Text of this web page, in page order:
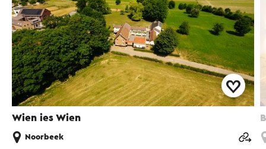
Wien ies Wien
Noorbeek